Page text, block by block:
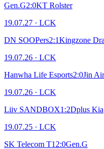
Gen.G2:0KT Rolster
19.07.27 · LCK
DN SOOPers2:1Kingzone
19.07.26 · LCK
Hanwha Life Esports2:0Jin
19.07.26 · LCK
Liiv SANDBOX1 :2Dplus Kia
19.07.25 · LCK
SK Telecom T1 2:0Gen.G